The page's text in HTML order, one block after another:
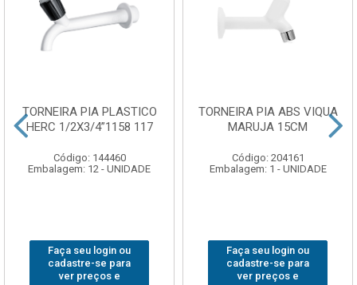
TORNEIRA PIA PLASTICO
HERC 1/2X3/4”1158 117
Código: 144460
Embalagem: 12 - UNIDADE
Faça seu login ou
cadastre-se para
ver preços e
TORNEIRA PIA ABS VIQUA
MARUJA 15CM
Código: 204161
Embalagem: 1 - UNIDADE
Faça seu login ou
cadastre-se para
ver preços e